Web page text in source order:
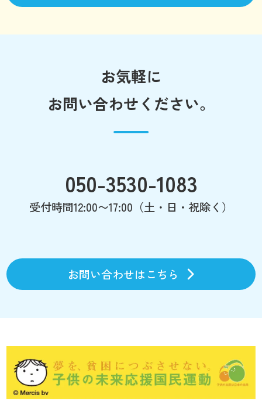
お気軽に
お問い合わせください。
050-3530-1083
受付時間12:00〜17:00（土・日・祝除く）
お問い合わせはこちら